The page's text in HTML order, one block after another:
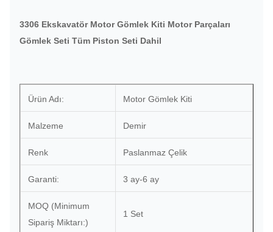
3306 Ekskavatör Motor Gömlek Kiti Motor Parçaları
Gömlek Seti Tüm Piston Seti Dahil
Ürün Adı: Motor Gömlek Kiti
Malzeme Demir
Renk Paslanmaz Çelik
Garanti: 3 ay-6 ay
MOQ (Minimum
Sipariş Miktarı:)
1 Set